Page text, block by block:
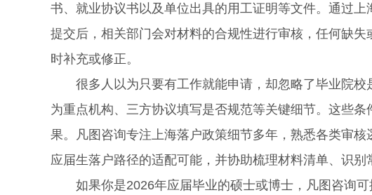
书、就业协议书以及单位出具的用工证明等文件。通过
提交后，相关部门会对材料的合规性进行审核，任何缺
时补充或修正。
很多人以为只要有工作就能申请，却忽略了毕业院校
为重点机构、三方协议填写是否规范等关键细节。这些
果。凡图咨询专注上海落户政策细节多年，熟悉各类审
应届生落户路径的适配可能，并协助梳理材料清单、识别
如果你是2026年应届毕业的硕士或博士，凡图咨询可